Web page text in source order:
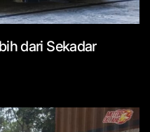
dari Sekadar